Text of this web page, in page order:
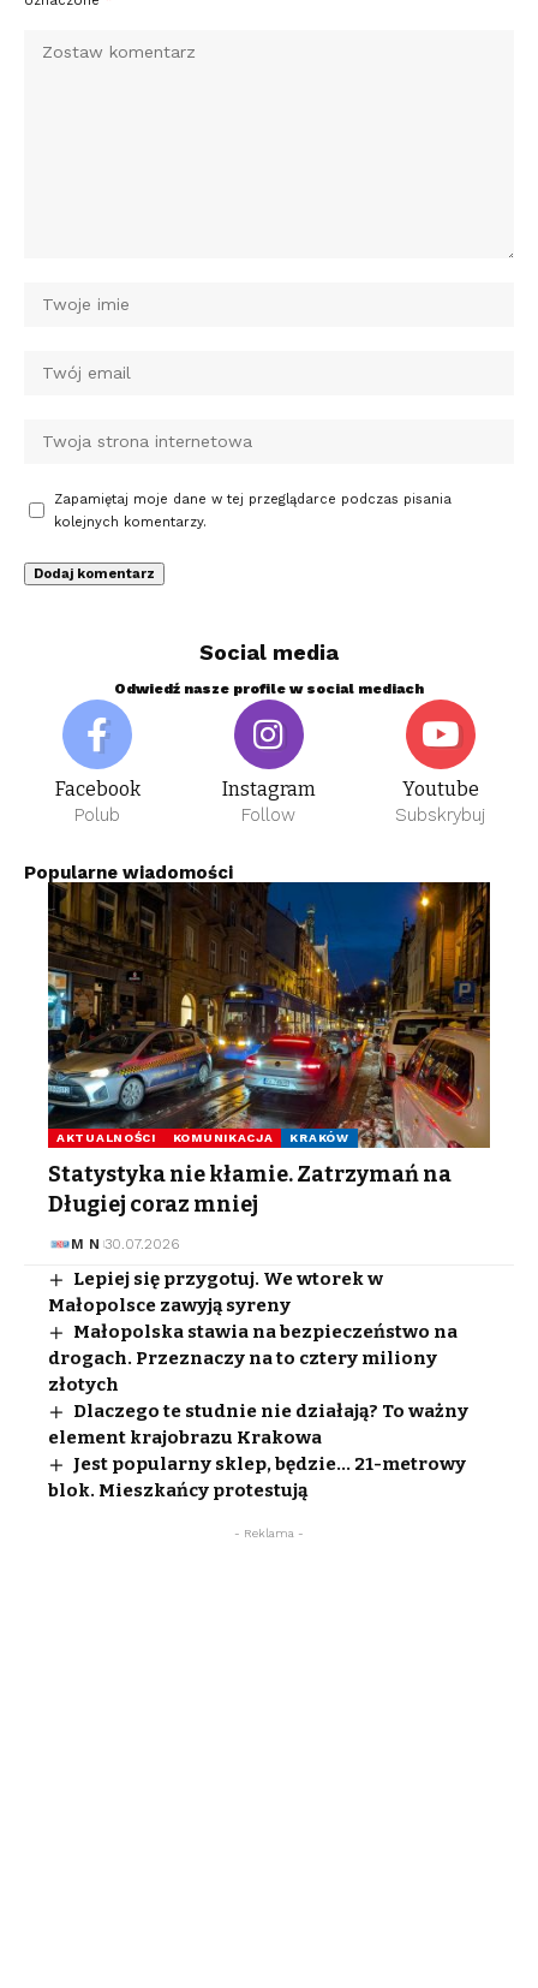
Zapamiętaj moje dane w tej przeglądarce podczas pisania
kolejnych komentarzy.
Social media
Odwiedź nasze profile w social mediach
Facebook
Polub
Instagram
Follow
Youtube
Subskrybuj
Popularne wiadomości
AKTUALNOŚCI KOMUNIKACJA KRAKÓW
Statystyka nie kłamie. Zatrzymań na
Długiej coraz mniej
M N 30.07.2026
Lepiej się przygotuj. We wtorek w
Małopolsce zawyją syreny
Małopolska stawia na bezpieczeństwo na
drogach. Przeznaczy na to cztery miliony
złotych
Dlaczego te studnie nie działają? To ważny
element krajobrazu Krakowa
Jest popularny sklep, będzie… 21-metrowy
blok. Mieszkańcy protestują
- Reklama -